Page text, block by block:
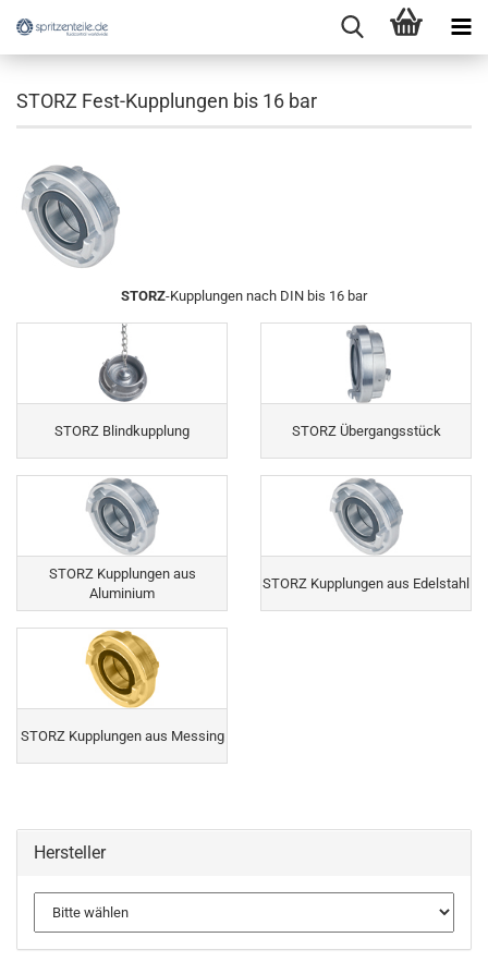
STORZ Fest-Kupplungen bis 16 bar
STORZ-Kupplungen nach DIN bis 16 bar
STORZ Blindkupplung STORZ Übergangsstück
STORZ Kupplungen aus
Aluminium
STORZ Kupplungen aus Edelstahl
STORZ Kupplungen aus Messing
Hersteller